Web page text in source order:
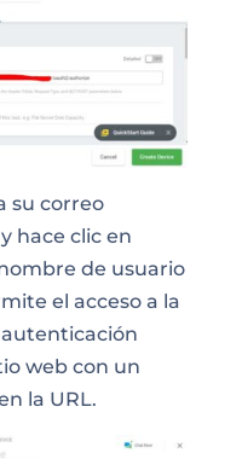
su correo
hace clic en
de usuario
el acceso a la
web con un
la URL.